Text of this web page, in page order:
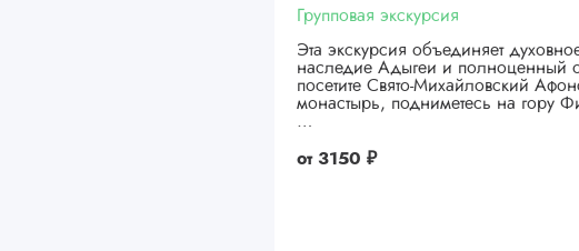
Групповая экскурсия
Эта экскурсия объединяет
наследие Адыгеи и полноценный
посетите Свято-Михайловский
монастырь, подниметесь на гору
от 3150 ₽